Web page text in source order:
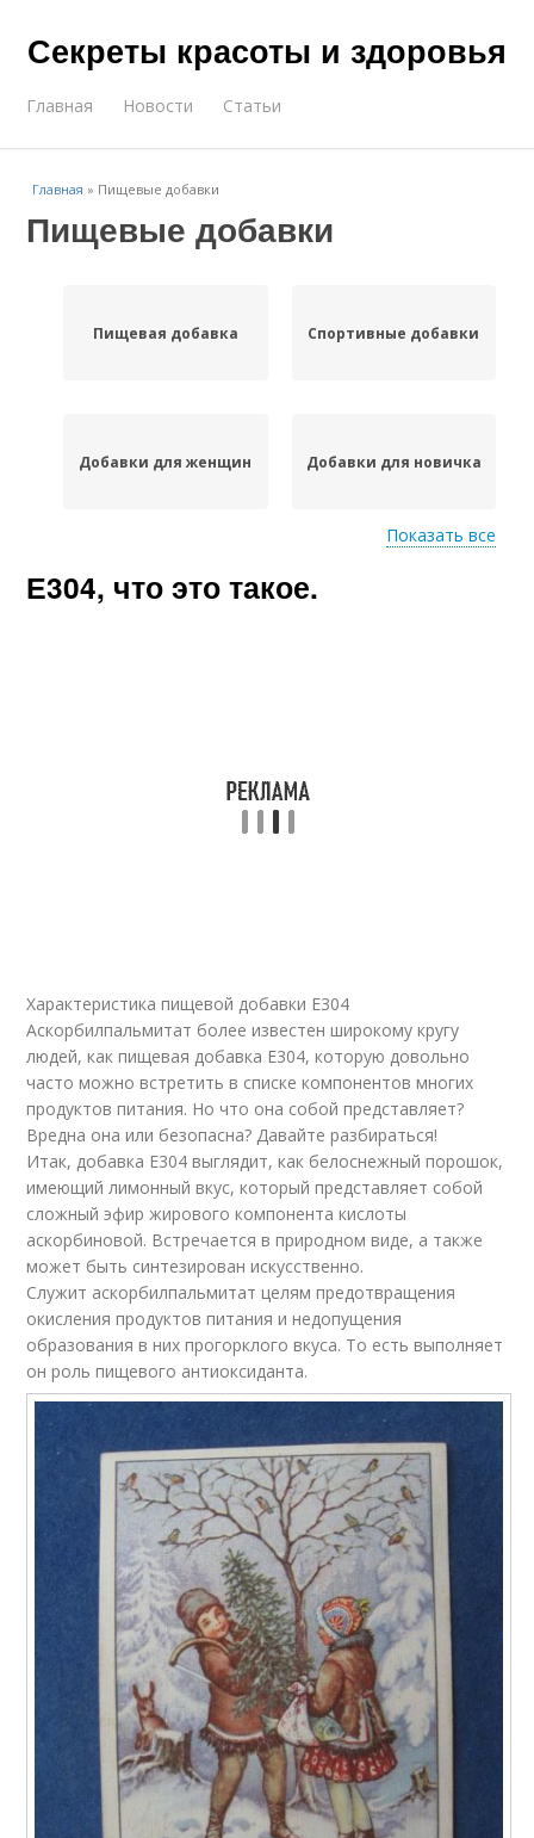
Секреты красоты и здоровья
Главная Новости Статьи
Главная » Пищевые добавки
Пищевые добавки
Пищевая добавка Спортивные добавки
Добавки для женщин Добавки для новичка
Добавки по странам Добавки в украине
Показать все
Е304, что это такое.
Характеристика пищевой добавки Е304
Аскорбилпальмитат более известен широкому кругу
людей, как пищевая добавка Е304, которую довольно
часто можно встретить в списке компонентов многих
продуктов питания. Но что она собой представляет?
Вредна она или безопасна? Давайте разбираться!
Итак, добавка Е304 выглядит, как белоснежный порошок,
имеющий лимонный вкус, который представляет собой
сложный эфир жирового компонента кислоты
аскорбиновой. Встречается в природном виде, а также
может быть синтезирован искусственно.
Служит аскорбилпальмитат целям предотвращения
окисления продуктов питания и недопущения
образования в них прогорклого вкуса. То есть выполняет
он роль пищевого антиоксиданта.